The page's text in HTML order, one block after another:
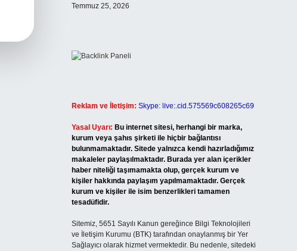
Temmuz 25, 2026
Reklam ve İletişim: Skype: live:.cid.575569c608265c69
Yasal Uyarı: Bu internet sitesi, herhangi bir marka,
kurum veya şahıs şirketi ile hiçbir bağlantısı
bulunmamaktadır. Sitede yalnızca kendi hazırladığımız
makaleler paylaşılmaktadır. Burada yer alan içerikler
haber niteliği taşımamakta olup, gerçek kurum ve
kişiler hakkında paylaşım yapılmamaktadır. Gerçek
kurum ve kişiler ile isim benzerlikleri tamamen
tesadüfidir.
Sitemiz, 5651 Sayılı Kanun gereğince Bilgi Teknolojileri
ve İletişim Kurumu (BTK) tarafından onaylanmış bir Yer
Sağlayıcı olarak hizmet vermektedir. Bu nedenle, sitedeki